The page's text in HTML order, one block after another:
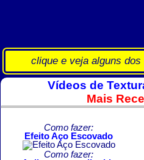
clique e veja alguns dos
Vídeos de
Mais
Como fazer:
Efeito Aço Escovado
Como fazer: